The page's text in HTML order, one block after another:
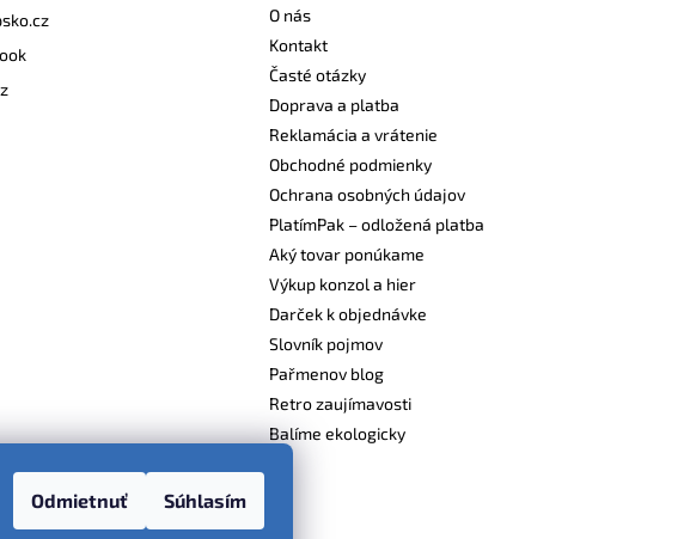
Odmietnuť Súhlasím
O nás
Kontakt
Časté otázky
Doprava a platba
Reklamácia a vrátenie
Obchodné podmienky
Ochrana osobných údajov
PlatímPak – odložená platba
Aký tovar ponúkame
Výkup konzol a hier
Darček k objednávke
Slovník pojmov
Pařmenov blog
Retro zaujímavosti
Balíme ekologicky